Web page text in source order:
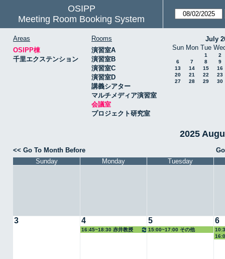
OSIPP
Meeting Room Booking System
Areas
OSIPP棟
千里エクステンション
Rooms
演習室A
演習室B
演習室C
演習室D
講義シアター
マルチメディア演習室
会議室
プロジェクト研究室
July
Sun Mon Tue
1
2
6
7 8
9
13
14 15
16
20
21 22
23
27
28 29 30
2025
<< Go To Month Before
Sunday
Monday Tuesday
3 4
16:45~18:30 赤井教授
5
15:00~17:00 その他
6